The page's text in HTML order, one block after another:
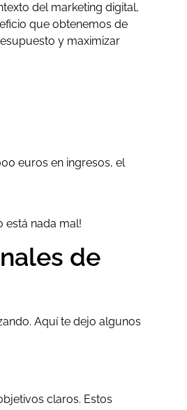
del marketing digital,
que obtenemos de
y maximizar
euros en ingresos, el
está nada mal!
de
Aquí te dejo algunos
claros. Estos